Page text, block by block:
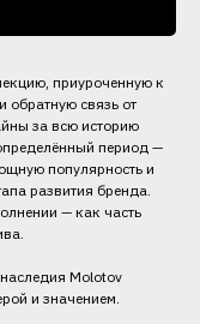
приуроченную к
связь от
за всю историю
период —
популярность и
развития бренда.
— как часть
Molotov
и значением.